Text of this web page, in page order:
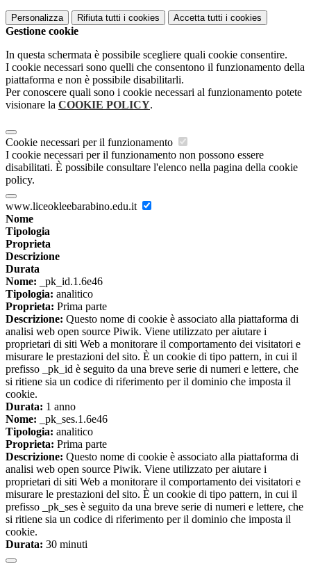
Personalizza Rifiuta tutti i cookies Accetta tutti i cookies
Gestione cookie
In questa schermata è possibile scegliere quali cookie consentire.
I cookie necessari sono quelli che consentono il funzionamento della
piattaforma e non è possibile disabilitarli.
Per conoscere quali sono i cookie necessari al funzionamento potete
visionare la COOKIE POLICY.
Cookie necessari per il funzionamento
I cookie necessari per il funzionamento non possono essere
disabilitati. È possibile consultare l'elenco nella pagina della cookie
policy.
www.liceokleebarabino.edu.it
Nome
Tipologia
Proprieta
Descrizione
Durata
Nome: _pk_id.1.6e46
Tipologia: analitico
Proprieta: Prima parte
Descrizione: Questo nome di cookie è associato alla piattaforma di
analisi web open source Piwik. Viene utilizzato per aiutare i
proprietari di siti Web a monitorare il comportamento dei visitatori e
misurare le prestazioni del sito. È un cookie di tipo pattern, in cui il
prefisso _pk_id è seguito da una breve serie di numeri e lettere, che
si ritiene sia un codice di riferimento per il dominio che imposta il
cookie.
Durata: 1 anno
Nome: _pk_ses.1.6e46
Tipologia: analitico
Proprieta: Prima parte
Descrizione: Questo nome di cookie è associato alla piattaforma di
analisi web open source Piwik. Viene utilizzato per aiutare i
proprietari di siti Web a monitorare il comportamento dei visitatori e
misurare le prestazioni del sito. È un cookie di tipo pattern, in cui il
prefisso _pk_ses è seguito da una breve serie di numeri e lettere, che
si ritiene sia un codice di riferimento per il dominio che imposta il
cookie.
Durata: 30 minuti